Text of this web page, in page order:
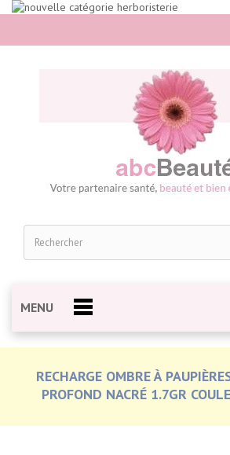
MENU
RECHARGE OMBRE À
PROFOND NACRÉ 1.7GR